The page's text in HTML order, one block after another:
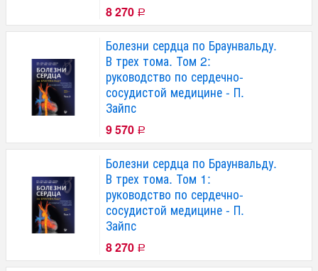
8 270 Р
Болезни сердца по Браунвальду.
В трех тома. Том 2:
руководство по сердечно-
сосудистой медицине - П.
Зайпс
9 570 Р
Болезни сердца по Браунвальду.
В трех тома. Том 1:
руководство по сердечно-
сосудистой медицине - П.
Зайпс
8 270 Р